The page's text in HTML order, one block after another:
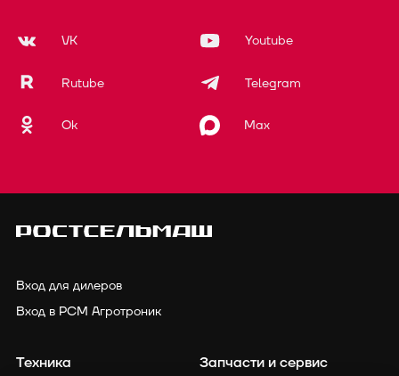
VK Youtube
Rutube Telegram
Ok Max
Вход для дилеров
Вход в РСМ Агротроник
Техника
Запчасти и сервис